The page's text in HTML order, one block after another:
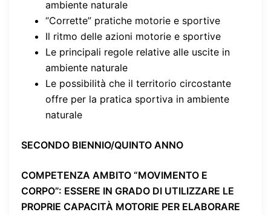
ambiente naturale
“Corrette” pratiche motorie e sportive
Il ritmo delle azioni motorie e sportive
Le principali regole relative alle uscite in
ambiente naturale
Le possibilità che il territorio circostante
offre per la pratica sportiva in ambiente
naturale
SECONDO BIENNIO/QUINTO ANNO
COMPETENZA AMBITO “MOVIMENTO E
CORPO”: ESSERE IN GRADO DI UTILIZZARE LE
PROPRIE CAPACITÀ MOTORIE PER ELABORARE